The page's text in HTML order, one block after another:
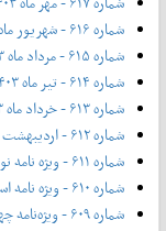
شماره ۶۱۶ - شهریور ماه ۱۴۰۳ ویژه‌نامه روز ملی سینما
شماره ۶۱۵ - مرداد ماه ۱۴۰۳
شماره ۶۱۴ - تیر ماه ۱۴۰۳
شماره ۶۱۳ - خرداد ماه ۱۴۰۳
شماره ۶۱۲ - اردیبهشت ماه ۱۴۰۳
شماره ۶۱۱ - ویژه نامه نوروز ۱۴۰۳ / پرونده یک موضوع: سینما و نفت
شماره ۶۱۰ - ویژه نامه اسفند ماه / پرونده یک موضوع: سینمای فلسطین
شماره ۶۰۹ - ویژه‌نامه چهل و دومین جشنواره فیلم فجر و چهل سالگی فارابی